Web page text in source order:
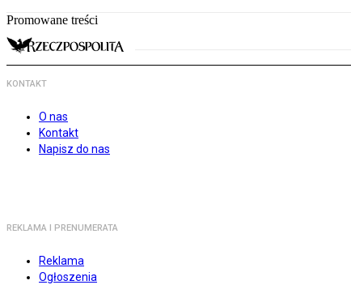
Promowane treści
KONTAKT
O nas
Kontakt
Napisz do nas
REKLAMA I PRENUMERATA
Reklama
Ogłoszenia